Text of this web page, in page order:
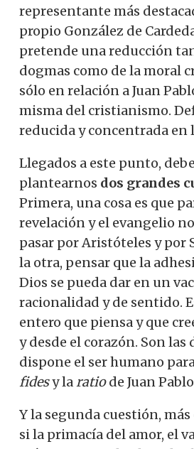
representante más
propio González de
pretende una reducción
dogmas como de la moral
sólo en relación a Juan
misma del cristianismo.
reducida y concentrada en
Llegados a este punto,
plantearnos dos grandes
Primera, una cosa es que
revelación y el evangelio
pasar por Aristóteles y por
la otra, pensar que la
Dios se pueda dar en un
racionalidad y de sentido.
entero que piensa y que
y desde el corazón. Son las
dispone el ser humano
fidesy laratiode Juan
Y la segunda cuestión, más
si la primacía del amor, el